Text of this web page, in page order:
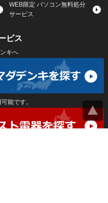
WEB限定 パソコン無料処分
サービス
ビス
キへ
能です。